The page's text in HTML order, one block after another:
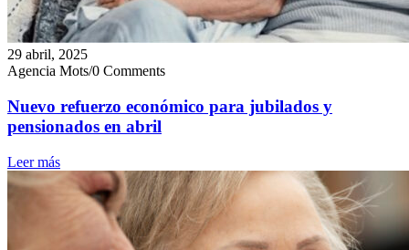
29 abril, 2025
Agencia Mots/0 Comments
Nuevo refuerzo económico para jubilados y
pensionados en abril
Leer más